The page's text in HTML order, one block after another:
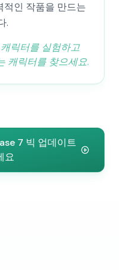
적인 작품을 만드는
.
릭터를 실험하고
캐릭터를 찾으세요.
7 빅 업데이트
요